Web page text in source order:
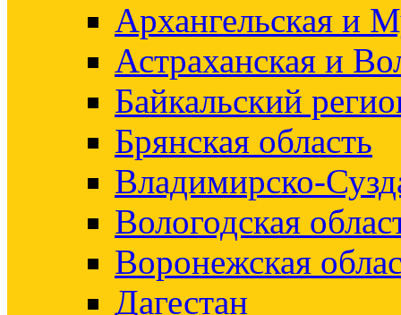
Архангельская и
Астраханская и
Байкальский
Брянская область
Владимирско-
Вологодская
Воронежская
Дагестан